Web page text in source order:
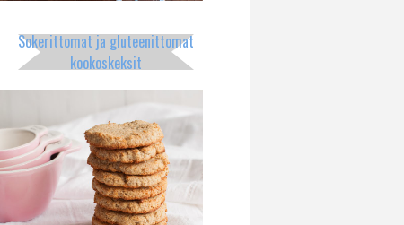
Sokerittomat ja gluteenittomat
kookoskeksit